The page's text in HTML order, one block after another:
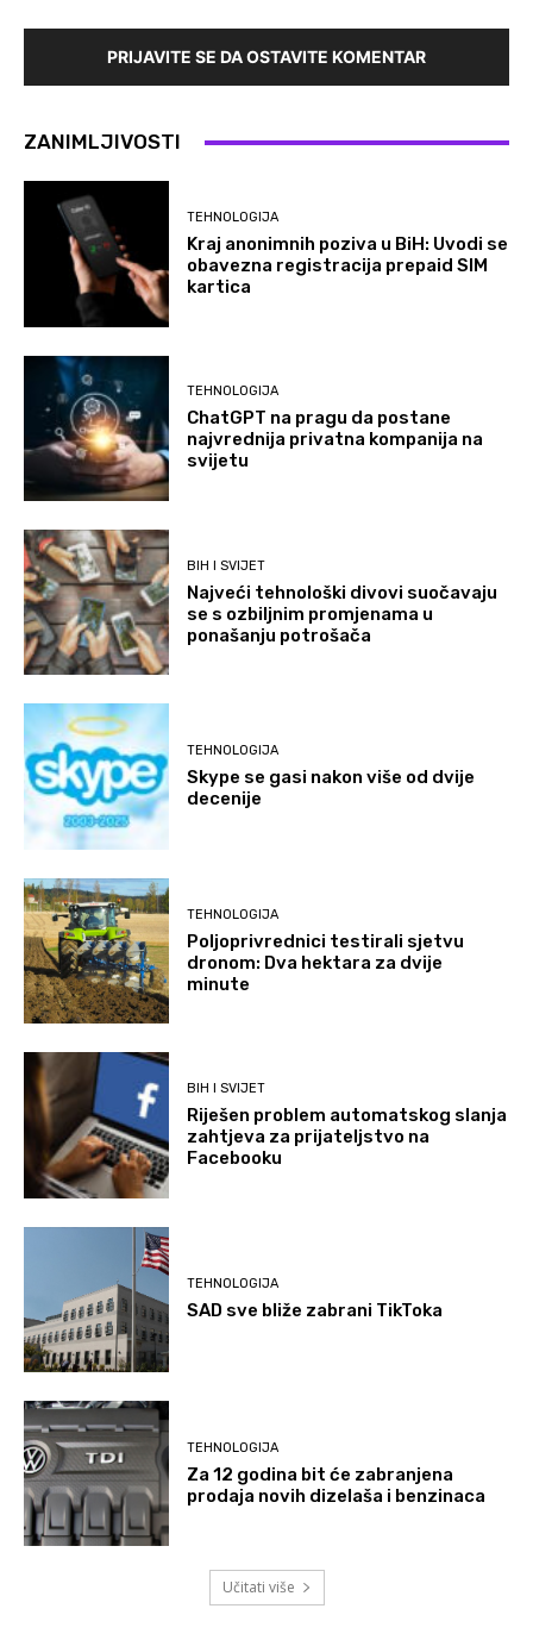
PRIJAVITE SE DA OSTAVITE KOMENTAR
ZANIMLJIVOSTI
TEHNOLOGIJA
Kraj anonimnih poziva u BiH: Uvodi se
obavezna registracija prepaid SIM
kartica
TEHNOLOGIJA
ChatGPT na pragu da postane
najvrednija privatna kompanija na
svijetu
BIH I SVIJET
Najveći tehnološki divovi suočavaju
se s ozbiljnim promjenama u
ponašanju potrošača
TEHNOLOGIJA
Skype se gasi nakon više od dvije
decenije
TEHNOLOGIJA
Poljoprivrednici testirali sjetvu
dronom: Dva hektara za dvije
minute
BIH I SVIJET
Riješen problem automatskog slanja
zahtjeva za prijateljstvo na
Facebooku
TEHNOLOGIJA
SAD sve bliže zabrani TikToka
TEHNOLOGIJA
Za 12 godina bit će zabranjena
prodaja novih dizelaša i benzinaca
Učitati više